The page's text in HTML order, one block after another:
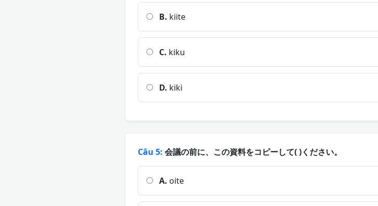
B. kiite
C. kiku
D. kiki
Câu 5: 会議の前に、この資料をコピーして( )ください。
A. oite